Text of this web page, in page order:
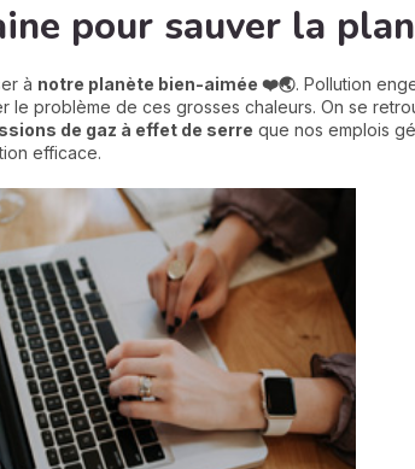
pour sauver la
à notre planète bien-aimée ❤️🌏. Pollution
le problème de ces grosses chaleurs. On se
de gaz à effet de serre que nos emplois
efficace.